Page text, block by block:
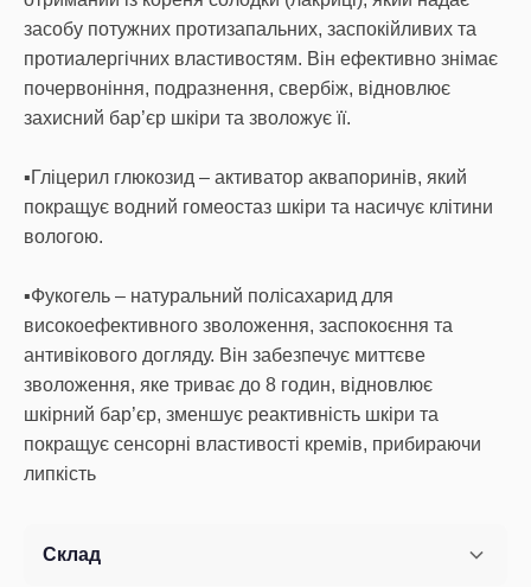
засобу потужних протизапальних, заспокійливих та
протиалергічних властивостям. Він ефективно знімає
почервоніння, подразнення, свербіж, відновлює
захисний бар’єр шкіри та зволожує її.
▪️Гліцерил глюкозид – активатор аквапоринів, який
покращує водний гомеостаз шкіри та насичує клітини
вологою.
▪️Фукогель – натуральний полісахарид для
високоефективного зволоження, заспокоєння та
антивікового догляду. Він забезпечує миттєве
зволоження, яке триває до 8 годин, відновлює
шкірний бар’єр, зменшує реактивність шкіри та
покращує сенсорні властивості кремів, прибираючи
липкість
Склад